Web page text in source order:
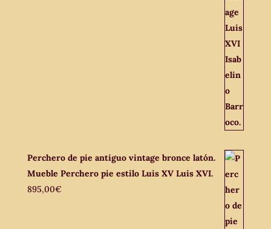
Perchero de pie antiguo vintage bronce latón.
Mueble Perchero pie estilo Luis XV Luis XVI.
895,00€